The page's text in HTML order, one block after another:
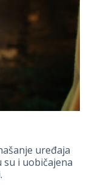
uređaja
su i uobičajena